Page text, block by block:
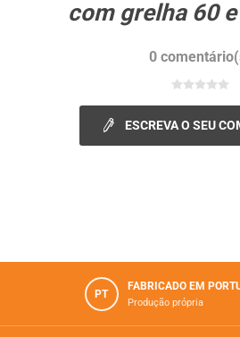
com grelha 60
0
ESCREVA O SEU
PT
FABRICADO EM
Produção própria